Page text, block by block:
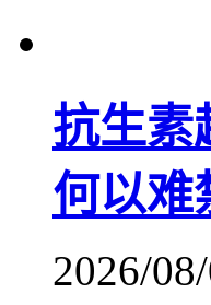
抗生素
何以难
2026/